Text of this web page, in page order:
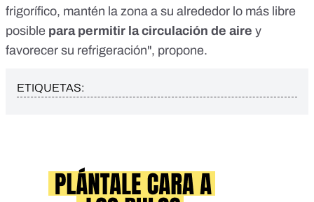
frigorífico, mantén la zona a su alrededor lo más libre
posible para permitir la circulación de aire y
favorecer su refrigeración", propone.
ETIQUETAS: